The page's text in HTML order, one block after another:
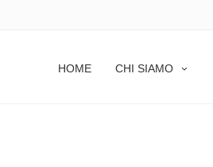
HOME CHI SIAMO